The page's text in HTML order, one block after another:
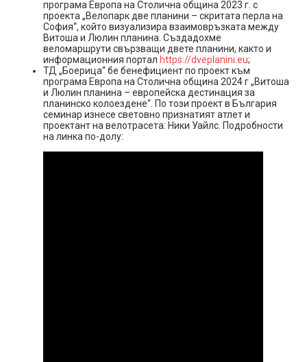
програма Европа на Столична община 2023 г. с
проекта „Велопарк две планини – скритата перла на
София“, който визуализира взаимовръзката между
Витоша и Люлин планина. Създадохме
веломаршрути свързващи двете планини, както и
информационния портал https://dveplanini.eu;
ТД „Боерица“ бе бенефициент по проект към
програма Европа на Столична община 2024 г „Витоша
и Люлин планина – европейска дестинация за
планинско колоездене“. По този проект в България
семинар изнесе световно признатият атлет и
проектант на велотрасета: Ники Уайлс. Подробности
на линка по-долу: